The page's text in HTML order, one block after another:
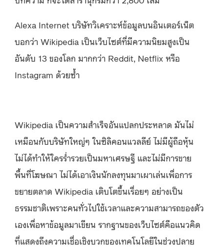
Alexa Internet บริษัทวิเคราะห์ข้อมูลบนอินเตอร์เน็ต
บอกว่า Wikipedia เป็นเว็บไซต์ที่มีความนิยมสูงเป็น
อันดับ 13 ของโลก มากกว่า Reddit, Netflix หรือ
Instagram ด้วยซ้ำ
Wikipedia เป็นความสำเร็จอันแปลกประหลาด มันไม่
เหมือนกับบริษัทใหญ่ๆ ในซิลิคอนแวลลีย์ ไม่มีผู้ถือหุ้น
ไม่ได้ทำให้ใครร่ำรวยเป็นมหาเศรษฐี และไม่มีการขาย
พื้นที่โฆษณา ไม่ได้เอาเงินนักลงทุนมาเผาเล่นเพื่อการ
ขยายตลาด Wikipedia เติบโตขึ้นเรื่อยๆ อย่างเป็น
ธรรมชาติเพราะคนทั่วไปใช้เวลาและความสามารถของตัว
เองเพื่อหาข้อมูลมาเขียน รากฐานของเว็บไซต์คือแนวคิด
ที่แสดงถึงความเชื่อเชิงบวกของเทคโนโลยีในช่วงปลาย